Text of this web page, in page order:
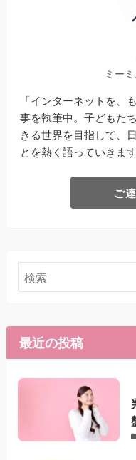
ミー
「インターネットを、
事を執筆中。子どもた
きる世界を目指して、
とを熱く語っていきま
ご
最近の投稿